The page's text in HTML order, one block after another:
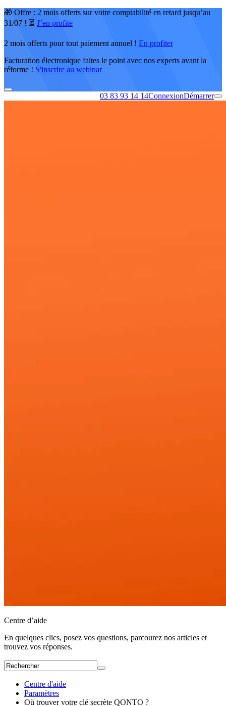
🎁 Offre : 2 mois offerts sur votre comptabilité en retard jusqu’au
31/07 ! ⏳ J’en profite
2 mois offerts pour tout paiement annuel ! En profiter
Facturation électronique faites le point avec nos experts avant la
réforme ! S'inscrire au webinar
03 83 93 14 14ConnexionDémarrer
Centre d’aide
En quelques clics, posez vos questions, parcourez nos articles et
trouvez vos réponses.
Centre d'aide
Paramètres
Où trouver votre clé secrète QONTO ?